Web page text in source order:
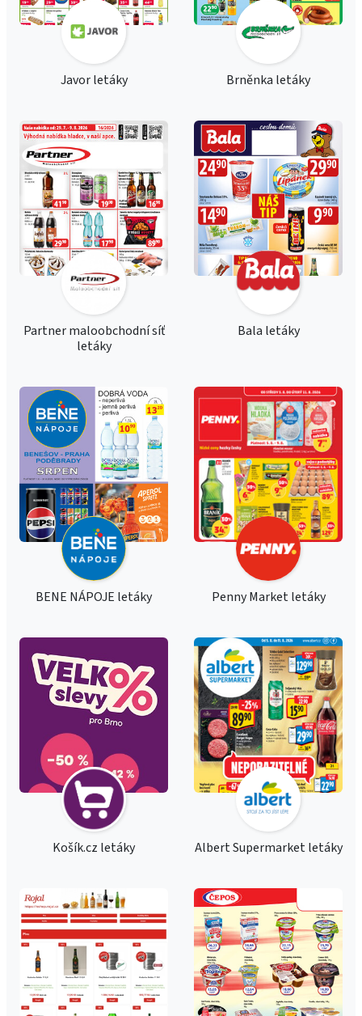
Javor letáky Brněnka letáky
Partner maloobchodní síť
letáky
Bala letáky
BENE NÁPOJE letáky Penny Market letáky
Košík.cz letáky Albert Supermarket letáky